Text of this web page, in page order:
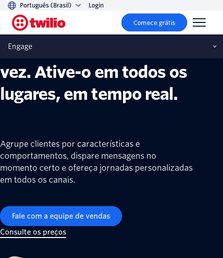
Português (Brasil) Login
Comece grátis
Engage
Twilio Segment Engage
Crie sua audiência uma
vez. Ative-o em todos os
lugares, em tempo real.
Agrupe clientes por características e
comportamentos, dispare mensagens no
momento certo e ofereça jornadas personalizadas
em todos os canais.
Fale com a equipe de vendas
Consulte os preços